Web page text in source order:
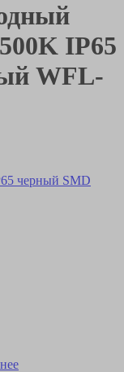
IP65
WFL-